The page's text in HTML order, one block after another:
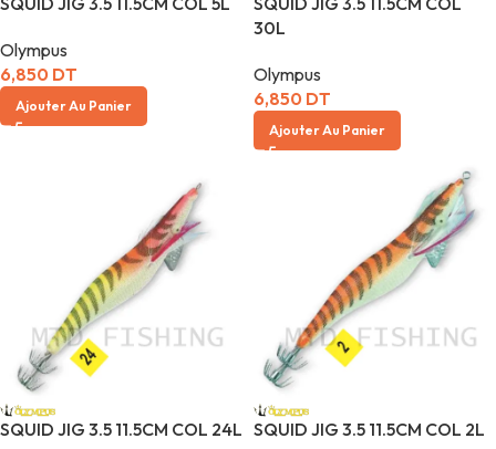
Olympus
6,850 DT
Ajouter Au Panier
30L
Olympus
6,850 DT
Ajouter Au Panier
SQUID JIG 3.5 11.5CM COL 24L SQUID JIG 3.5 11.5CM COL 2L